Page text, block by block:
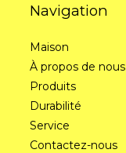
Navigation
Maison
À propos de nous
Produits
Durabilité
Service
Contactez-nous